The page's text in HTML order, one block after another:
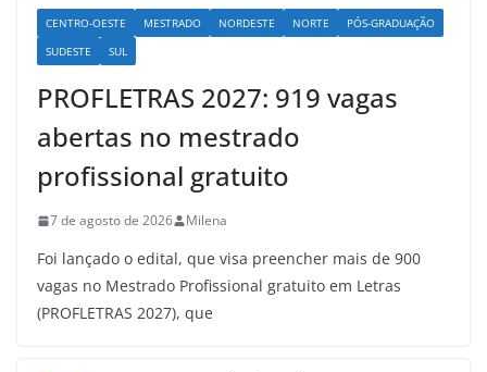
CENTRO-OESTE MESTRADO NORDESTE NORTE
PÓS-GRADUAÇÃO
SUDESTE
SUL
PROFLETRAS 2027: 919 vagas
abertas no mestrado
profissional gratuito
7 de agosto de 2026 Milena
Foi lançado o edital, que visa preencher mais de 900
vagas no Mestrado Profissional gratuito em Letras
(PROFLETRAS 2027), que